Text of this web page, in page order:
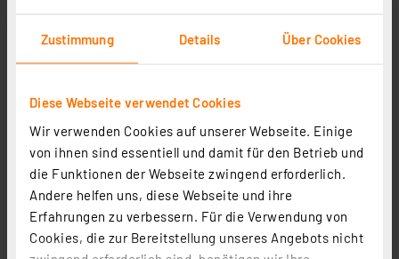
Zustimmung Details Über Cookies
Diese Webseite verwendet Cookies
Wir verwenden Cookies auf unserer Webseite. Einige
von ihnen sind essentiell und damit für den Betrieb und
die Funktionen der Webseite zwingend erforderlich.
Andere helfen uns, diese Webseite und ihre
Erfahrungen zu verbessern. Für die Verwendung von
Cookies, die zur Bereitstellung unseres Angebots nicht
Produktdatenblatt
inkl. MwSt.